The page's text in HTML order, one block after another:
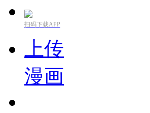
扫码下载APP
上传
漫画